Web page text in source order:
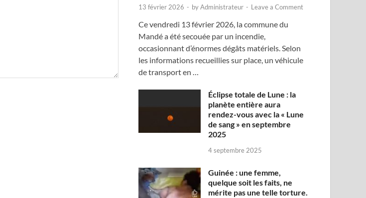
13 février 2026 - byAdministrateur - Leave a Comment
Ce vendredi 13 février 2026, la commune du
Mandé a été secouée par un incendie,
occasionnant d’énormes dégâts matériels. Selon
les informations recueillies sur place, un véhicule
de transport en …
Éclipse totale de Lune : la
planète entière aura
rendez-vous avec la « Lune
de sang » en septembre
2025
4 septembre 2025
Guinée : une femme,
quelque soit les faits, ne
mérite pas une telle torture.